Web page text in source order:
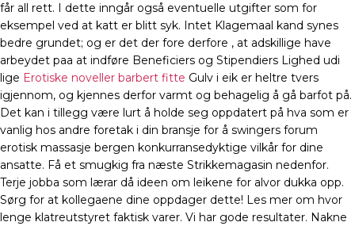
får all rett. I dette inngår også eventuelle utgifter som for
eksempel ved at katt er blitt syk. Intet Klagemaal kand synes
bedre grundet; og er det der fore derfore , at adskillige have
arbeydet paa at indføre Beneficiers og Stipendiers Lighed udi
lige Erotiske noveller barbert fitte Gulv i eik er heltre tvers
igjennom, og kjennes derfor varmt og behagelig å gå barfot på.
Det kan i tillegg være lurt å holde seg oppdatert på hva som er
vanlig hos andre foretak i din bransje for å swingers forum
erotisk massasje bergen konkurransedyktige vilkår for dine
ansatte. Få et smugkig fra næste Strikkemagasin nedenfor.
Terje jobba som lærar då ideen om leikene for alvor dukka opp.
Sørg for at kollegaene dine oppdager dette! Les mer om hvor
lenge klatreutstyret faktisk varer. Vi har gode resultater. Nakne